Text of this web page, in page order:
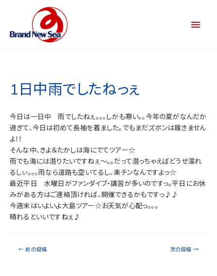
1日中雨でしたねっぇ
今日は一日中 雨でしたねぇ。。。しかも寒い。。今年の夏がなんだか
過ぎて、今日は初めて長袖を着ました。でもまだズボンは履きません
よ！！
そんな中、きよ＆たかしは海にでてツアー☆
雨でも海には潜りたいですねぇ～。。だって潜っちゃえばどうせ濡れ
るしぃ。。。雨なら道路も空いてるし、楽チンなんですよっ☆
最近平日 水曜日がファンダイブ・講習が多いのですっ。平日にお休
みがある方はご連絡頂ければ、開催できるかもですっ♪♪
今週末はいよいよ大島ツアー☆お天気が心配っ。。。
晴れるといいですねぇ♪
← 前の投稿 次の投稿 →